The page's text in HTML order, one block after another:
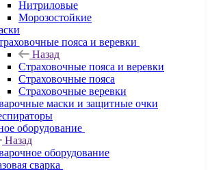
Нитриловые
Морозостойкие
пояса и веревки
Назад
Страховочные пояса и веревки
Страховочные пояса
Страховочные веревки
маски и защитные очки
оборудование
Назад
оборудование
сварка